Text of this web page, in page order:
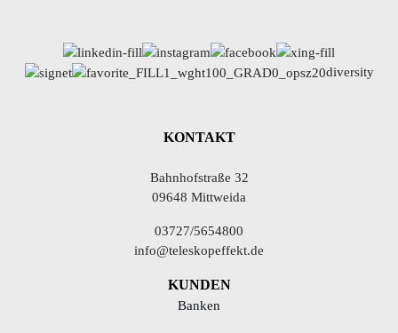
diversity
KONTAKT
Bahnhofstraße 32
09648 Mittweida
03727/5654800
info@teleskopeffekt.de
KUNDEN
Banken